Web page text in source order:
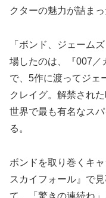
クターの魅力が詰ま
「ボンド、ジェーム
場したのは、『007／
で、5作に渡ってジェ
クレイグ。解禁され
世界で最も有名なス
る。
ボンドを取り巻くキ
スカイフォール』で
て、「驚きの連続ね